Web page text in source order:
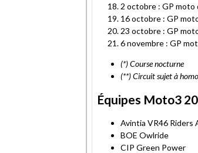
2 octobre : GP
16 octobre : GP
23 octobre : GP
6 novembre : GP
(*) Course nocturne
(**) Circuit sujet à
Équipes Moto3
Avintia VR46 Riders
BOE Owlride
CIP Green Power